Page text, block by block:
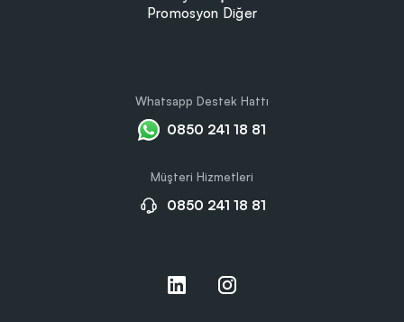
Promosyon Diğer
Whatsapp Destek Hattı
0850 241 18 81
Müşteri Hizmetleri
0850 241 18 81